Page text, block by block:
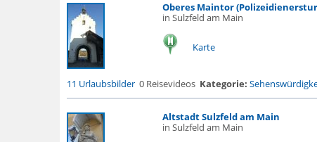
Oberes Maintor
in Sulzfeld am Main
Karte
11 Urlaubsbilder 0 Reisevideos Kategorie:
Altstadt Sulzfeld am Main
in Sulzfeld am Main